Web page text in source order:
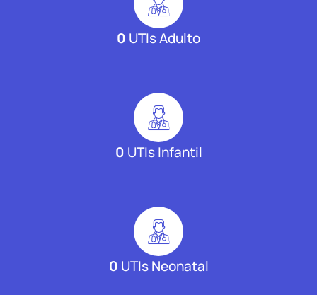
0 UTIs Adulto
0 UTIs Infantil
0 UTIs Neonatal